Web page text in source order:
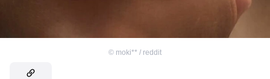
© moki** / reddit